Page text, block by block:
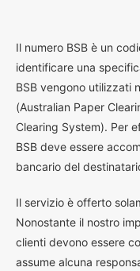
Il numero BSB è un
identificare una
BSB vengono utilizzati
(Australian Paper
Clearing System). Per
BSB deve essere
bancario del
Il servizio è offerto
Nonostante il nostro
clienti devono essere
assume alcuna